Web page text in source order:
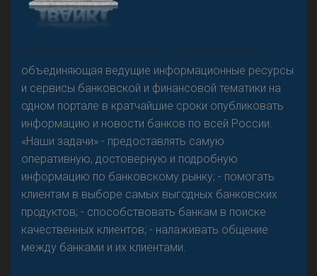
Резкого разворота на рынке автокредитов не
предвидится - «Интервью»
«Н
овости Банков России» – группа компаний,
объединяющая ведущие информационные ресурсы
и сервисы банковской и финансовой тематики на
одном портале в кратчайшие сроки опубликовать
информацию и новости банков по всей России.
«Наши задачи» - предоставлять самую
оперативную, достоверную и подробную
информацию по банковскому рынку; - помогать
клиентам в выборе самых выгодных банковских
продуктов; - способствовать банкам в поиске
качественных клиентов; - налаживать общение
между банками и их клиентами.